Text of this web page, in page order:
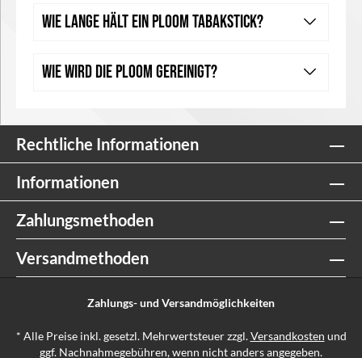
Wie lange hält ein Ploom Tabakstick?
Wie wird die Ploom gereinigt?
Rechtliche Informationen
Informationen
Zahlungsmethoden
Versandmethoden
Zahlungs- und Versandmöglichkeiten
* Alle Preise inkl. gesetzl. Mehrwertsteuer zzgl.Versandkosten und
ggf. Nachnahmegebühren, wenn nicht anders angegeben.